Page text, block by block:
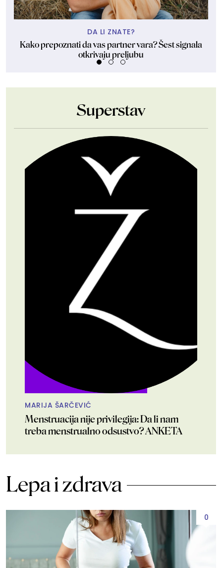
DA LI ZNATE?
Kako prepoznati da vas partner vara? Šest signala
otkrivaju preljubu
Superstav
MARIJA ŠARČEVIĆ
Menstruacija nije privilegija: Da li nam
treba menstrualno odsustvo? ANKETA
Lepa i zdrava
0